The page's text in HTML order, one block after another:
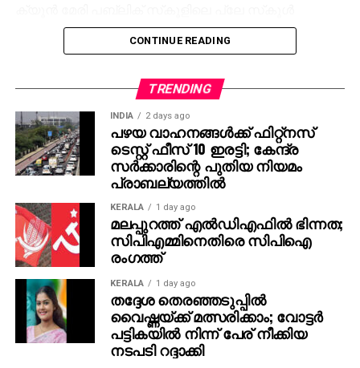
വിദ്യാര്‍ഥിയാണ് മരിച്ച ആദിത്യന്‍. മൃതദേഹം അടിമാലി
താലൂക്ക് ആശുപത്രി മോര്‍ച്ചറിയില്‍.
രഞ്ജിനിയുടെ മൃതദേഹം ഇന്‍ക്വസ്റ്റിനു ശേഷം
പോസ്റ്റ്‌മോര്‍ട്ടത്തിനായി ആശുപത്രിയിലേക്ക് മാറ്റുമെന്ന്
വെള്ളത്തൂവല്‍ പൊലീസ് പറഞ്ഞു. ഇടുക്കി ഡിവൈ.
എസ്.പി. രാജന്‍ അരമന, വെള്ളത്തൂവല്‍ എസ്.എച്ച്.ഒ
അജിത്ത് കുമാര്‍ എന്നിവരുടെ നേതൃത്വത്തില്‍
പൊലീസ് സംഘം സംഭവ സ്ഥലത്തുണ്ട്.
CONTINUE READING
TRENDING
INDIA 2 days ago
പഴയ വാഹനങ്ങള്‍ക്ക് ഫിറ്റ്‌നസ്
ടെസ്റ്റ് ഫീസ് 10 ഇരട്ടി; കേന്ദ്ര
സര്‍ക്കാരിന്റെ പുതിയ നിയമം
പ്രാബല്യത്തില്‍
KERALA 1 day ago
മലപ്പുറത്ത് എല്‍ഡിഎഫില്‍ ഭിന്നത;
സിപിഎമ്മിനെതിരെ സിപിഐ
രംഗത്ത്
KERALA 1 day ago
തദ്ദേശ തെരഞ്ഞടുപ്പില്‍
വൈഷ്ണയ്ക്ക് മത്സരിക്കാം; വോട്ടര്‍
പട്ടികയില്‍ നിന്ന് പേര് നീക്കിയ
നടപടി റദ്ദാക്കി